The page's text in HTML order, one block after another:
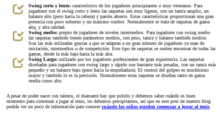
Swing corto y lento: característico de los jugadores principiantes o muy veteranos. Para
jugadores con el swing corto y lento las raquetas son muy ligeras, con un tamiz amplio, un
balance alto (peso hacia la cabeza) y patrón abierto. Estas características proporcionan una gran
potencia con poco esfuerzo y un máximo confort. Normalmente se trata de raquetas de gama
alta, y alta calidad.
Swing medio: propio de jugadores de niveles intermedios. Para jugadores con swing medio
las raquetas también tienen parámetros medios, con peso, tamiz y balance también medios.
Son las más utilizadas gracias a que se adaptan a un gran número de jugadores ya sean de
iniciación, intermedios o de competición. Este tipo de raquetas se suelen encontrar de todas las
gamas, desde la más baja hasta la más alta.
Swing Largo: utilizado por los jugadores profesionales de gran experiencia. Las raquetas
diseñadas para jugadores con swing largo y rápido son bastante más pesadas, con un tamiz más
pequeño y un balance bajo (peso hacia la empuñadura). El control del golpeo es muchísimo
mayor y también lo es la precisión. Normalmente estas raquetas se diseñan tanto en gama
media como alta.
A pesar de poder nacer con talento, el diamante hay que pulirlo y debemos saber cuándo es buen
momento para comenzar a jugar al tenis, no debemos precipitarnos, así que en este post de nuestro blog
podrás ver un poco de información para conocercuándo los niños pueden comenzar a jugar al tenis